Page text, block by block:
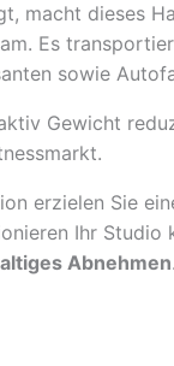
macht dieses
Es
sowie
Gewicht
erzielen Sie
Ihr Studio
Abnehmen.